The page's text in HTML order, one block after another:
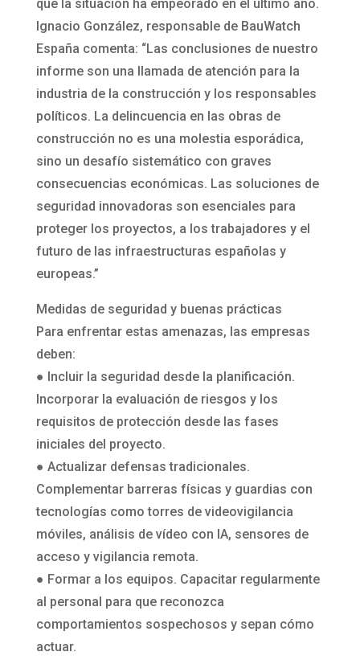
que la situación ha empeorado en el último año.
Ignacio González, responsable de BauWatch
España comenta: “Las conclusiones de nuestro
informe son una llamada de atención para la
industria de la construcción y los responsables
políticos. La delincuencia en las obras de
construcción no es una molestia esporádica,
sino un desafío sistemático con graves
consecuencias económicas. Las soluciones de
seguridad innovadoras son esenciales para
proteger los proyectos, a los trabajadores y el
futuro de las infraestructuras españolas y
europeas.”
Medidas de seguridad y buenas prácticas
Para enfrentar estas amenazas, las empresas
deben:
● Incluir la seguridad desde la planificación.
Incorporar la evaluación de riesgos y los
requisitos de protección desde las fases
iniciales del proyecto.
● Actualizar defensas tradicionales.
Complementar barreras físicas y guardias con
tecnologías como torres de videovigilancia
móviles, análisis de vídeo con IA, sensores de
acceso y vigilancia remota.
● Formar a los equipos. Capacitar regularmente
al personal para que reconozca
comportamientos sospechosos y sepan cómo
actuar.